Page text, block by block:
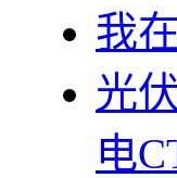
我
光
电